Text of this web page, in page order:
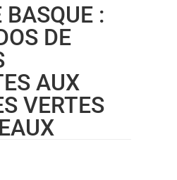
BASQUE :
DE
AUX
VERTES